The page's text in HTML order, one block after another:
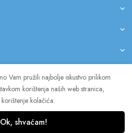
Sva prava pridržana.
Vam pružili najbolje iskustvo prilikom
korištenja naših web stranica,
kolačića.
Ok, shvaćam!